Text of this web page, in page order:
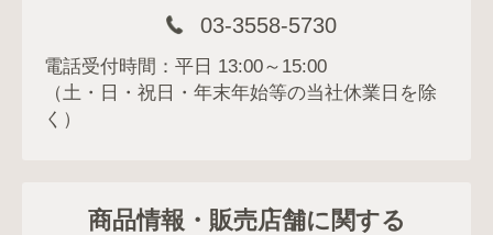
03-3558-5730
電話受付時間：平日 13:00～15:00
（土・日・祝日・年末年始等の当社休業日を除
く）
商品情報・販売店舗に関する